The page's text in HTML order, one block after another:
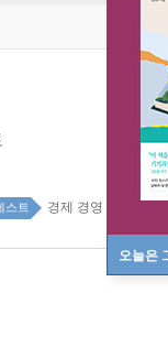
오늘은
스트 경제 경영 top100 6주